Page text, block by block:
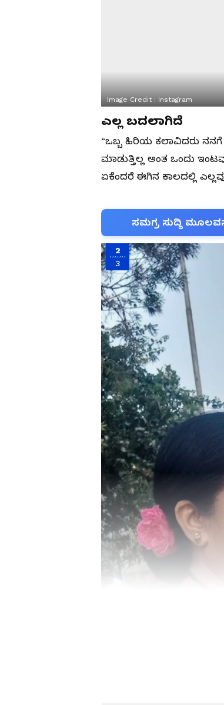
Image Credit : Instagram
ಎಲ್ಲ ಬದಲಾಗಿದೆ
“ಒಬ್ಬ ಹಿರಿಯ ಕಲಾವಿದರು ನನಗೆ
ಮಾಡುತ್ತಿಲ್ಲ ಅಂತ ಒಂದು
ಏಕೆಂದರೆ ಈಗಿನ ಕಾಲದಲ್ಲಿ
ಸಮಗ್ರ ಸುದ್ದಿ
2
3